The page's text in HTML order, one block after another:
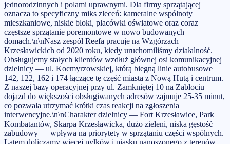
jednorodzinnych i polami uprawnymi. Dla firmy sprzątającej
oznacza to specyficzny miks zleceń: kameralne wspólnoty
mieszkaniowe, niskie bloki, placówki oświatowe oraz coraz
częstsze sprzątanie poremontowe w nowo budowanych
domach.\n\nNasz zespół Reefa pracuje na Wzgórzach
Krzesławickich od 2020 roku, kiedy uruchomiliśmy działalność.
Obsługujemy stałych klientów wzdłuż głównej osi komunikacyjnej
dzielnicy — ul. Kocmyrzowskiej, którą biegną linie autobusowe
142, 122, 162 i 174 łączące tę część miasta z Nową Hutą i centrum.
Z naszej bazy operacyjnej przy ul. Zamkniętej 10 na Zabłociu
dojazd do większości obsługiwanych adresów zajmuje 25-35 minut,
co pozwala utrzymać krótki czas reakcji na zgłoszenia
interwencyjne.\n\nCharakter dzielnicy — Fort Krzesławice, Park
Kombatantów, Skarpa Krzesławicka, dużo zieleni, niska gęstość
zabudowy — wpływa na priorytety w sprzątaniu części wspólnych.